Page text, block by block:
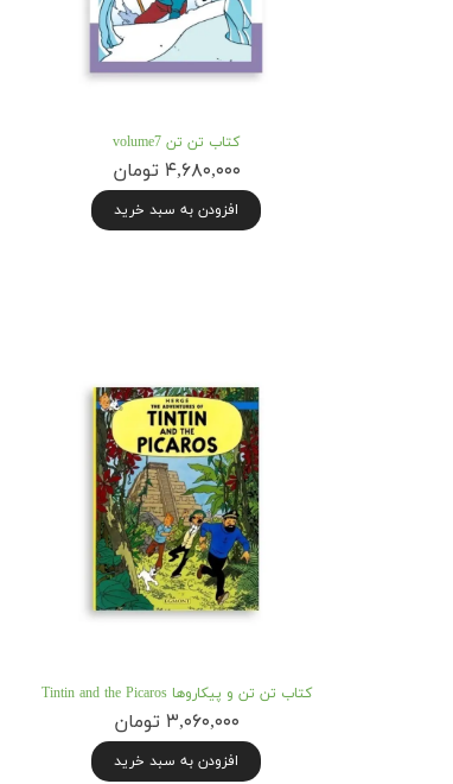
کتاب تن تن volume7
۴,۶۸۰,۰۰۰ تومان
افزودن به سبد خرید
کتاب تن تن و پیکاروها Tintin and the Picaros
۳,۰۶۰,۰۰۰ تومان
افزودن به سبد خرید